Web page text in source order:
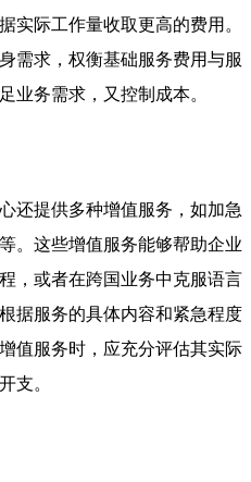
实际工作量收取更高的费用。
需求，权衡基础服务费用与服
业务需求，又控制成本。
还提供多种增值服务，如加急
。这些增值服务能够帮助企业
，或者在跨国业务中克服语言
据服务的具体内容和紧急程度
值服务时，应充分评估其实际
支。